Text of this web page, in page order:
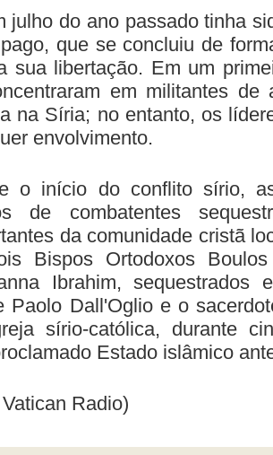
julho do ano passado tinha
que se concluiu de
sua libertação. Em um
em militantes
na Síria; no entanto, os
envolvimento.
o início do conflito sírio,
de combatentes
da comunidade cristã
Bispos Ortodoxos
Ibrahim,
Paolo Dall'Oglio e o
sírio-católica, durante
Estado islâmico
Radio)